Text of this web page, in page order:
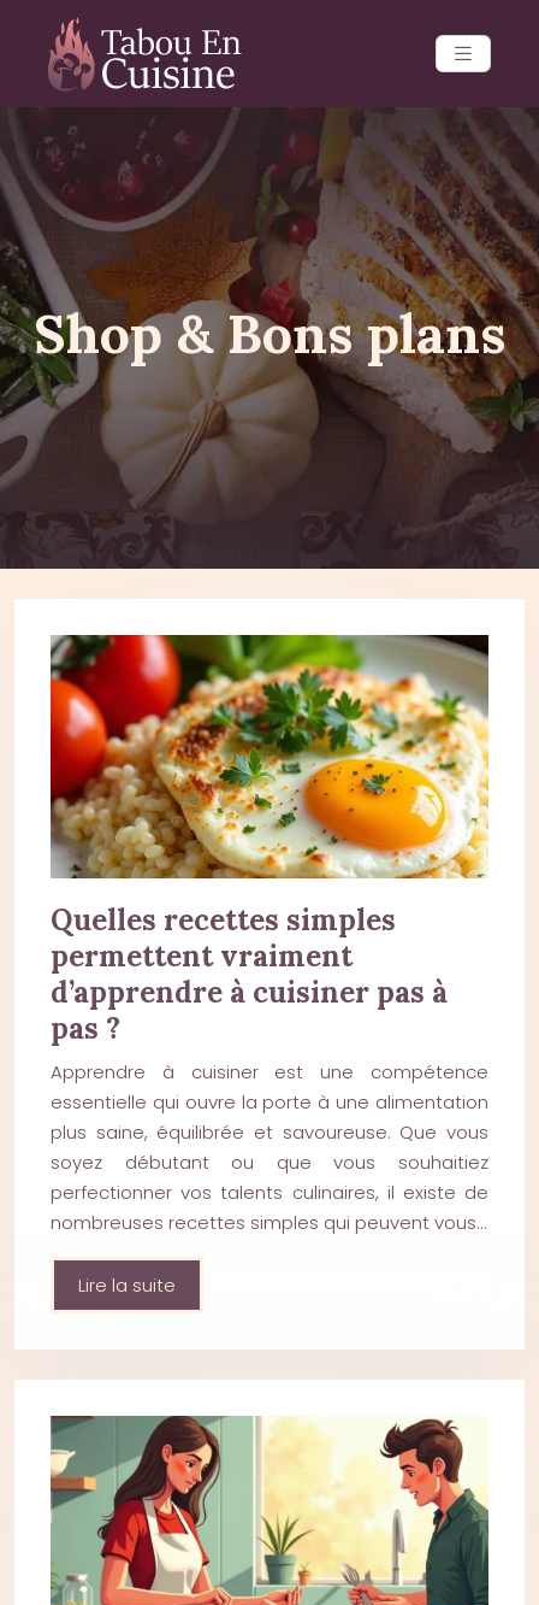
Shop & Bons plans
Quelles recettes simples
permettent vraiment
d’apprendre à cuisiner pas à
pas ?
Apprendre à cuisiner est une compétence
essentielle qui ouvre la porte à une alimentation
plus saine, équilibrée et savoureuse. Que vous
soyez débutant ou que vous souhaitiez
perfectionner vos talents culinaires, il existe de
nombreuses recettes simples qui peuvent vous…
Lire la suite